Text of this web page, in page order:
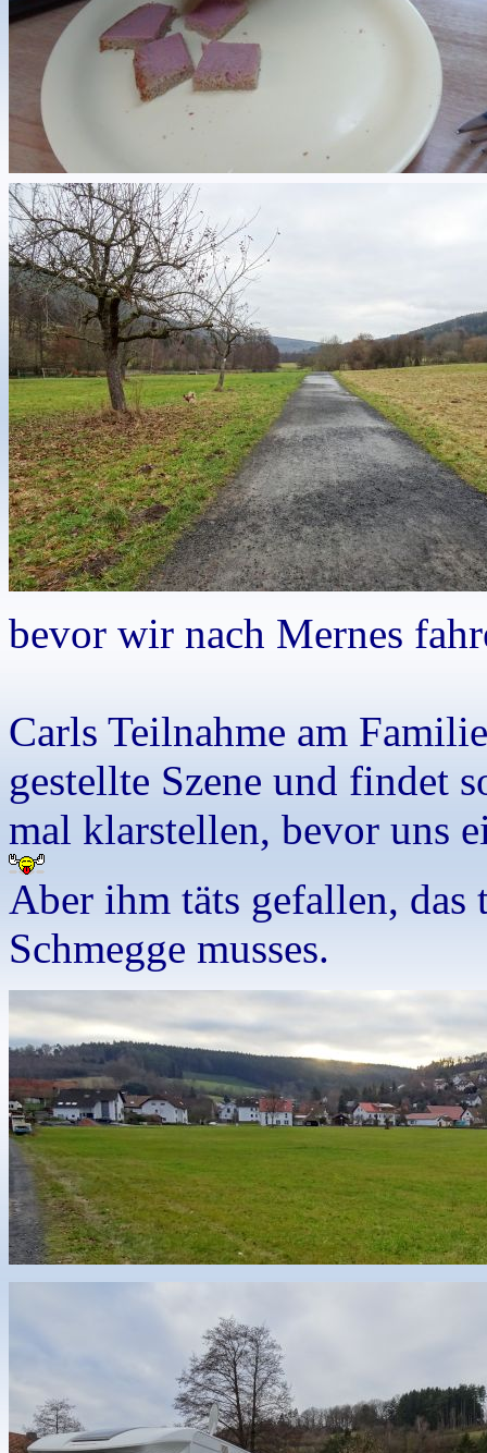
bevor wir nach Mernes
Carls Teilnahme am
gestellte Szene und findet
mal klarstellen, bevor uns
Aber ihm täts gefallen,
Schmegge musses.